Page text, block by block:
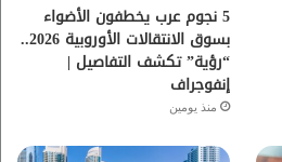
م
5 نجوم عرب يخطفون الأضواء
بسوق الانتقالات الأوروبية 2026..
“رؤية” تكشف التفاصيل |
إنفوجراف
منذ يومين